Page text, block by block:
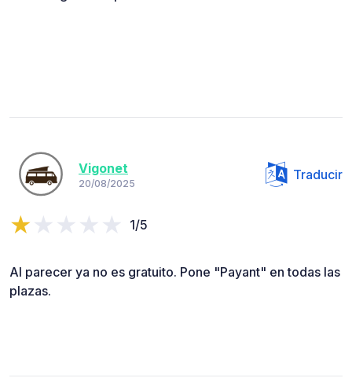
Vigonet
20/08/2025
Traducir
1/5
Al parecer ya no es gratuito. Pone "Payant" en todas las
plazas.